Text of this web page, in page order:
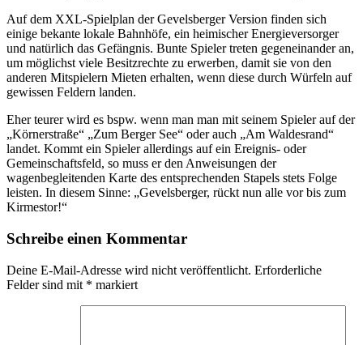
Auf dem XXL-Spielplan der Gevelsberger Version finden sich
einige bekante lokale Bahnhöfe, ein heimischer Energieversorger
und natürlich das Gefängnis. Bunte Spieler treten gegeneinander an,
um möglichst viele Besitzrechte zu erwerben, damit sie von den
anderen Mitspielern Mieten erhalten, wenn diese durch Würfeln auf
gewissen Feldern landen.
Eher teurer wird es bspw. wenn man man mit seinem Spieler auf der
„Körnerstraße“ „Zum Berger See“ oder auch „Am Waldesrand“
landet. Kommt ein Spieler allerdings auf ein Ereignis- oder
Gemeinschaftsfeld, so muss er den Anweisungen der
wagenbegleitenden Karte des entsprechenden Stapels stets Folge
leisten. In diesem Sinne: „Gevelsberger, rückt nun alle vor bis zum
Kirmestor!“
Schreibe einen Kommentar
Deine E-Mail-Adresse wird nicht veröffentlicht. Erforderliche
Felder sind mit * markiert